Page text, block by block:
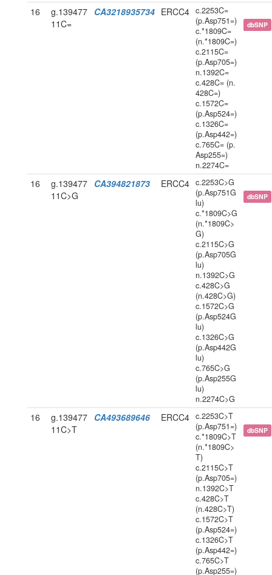
16
g.139477
11C=
CA3218935734 ERCC4 c.2253C=
(p.Asp751=)
c.*1809C=
(n.*1809C=)
c.2115C=
(p.Asp705=)
n.1392C=
c.428C= (n.
428C=)
c.1572C=
(p.Asp524=)
c.1326C=
(p.Asp442=)
c.765C= (p.
Asp255=)
n.2274C=
dbSNP
16
g.139477
11C>G
CA394821873 ERCC4 c.2253C>G
(p.Asp751G
lu)
c.*1809C>G
(n.*1809C>
G)
c.2115C>G
(p.Asp705G
lu)
n.1392C>G
c.428C>G
(n.428C>G)
c.1572C>G
(p.Asp524G
lu)
c.1326C>G
(p.Asp442G
lu)
c.765C>G
(p.Asp255G
lu)
n.2274C>G
dbSNP
16
g.139477
11C>T
CA493689646 ERCC4 c.2253C>T
(p.Asp751=)
c.*1809C>T
(n.*1809C>
T)
c.2115C>T
(p.Asp705=)
n.1392C>T
c.428C>T
(n.428C>T)
c.1572C>T
(p.Asp524=)
c.1326C>T
(p.Asp442=)
c.765C>T
(p.Asp255=)
dbSNP